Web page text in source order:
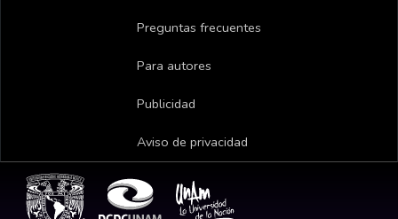
Preguntas frecuentes
Para autores
Publicidad
Aviso de privacidad